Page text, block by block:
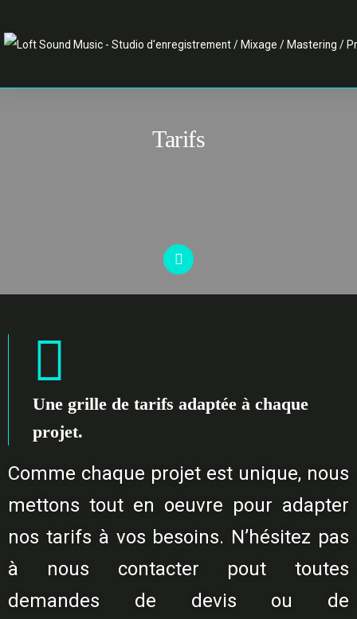
Tarifs
Une grille de tarifs adaptée à chaque
projet.
Comme chaque projet est unique, nous
mettons tout en oeuvre pour adapter
nos tarifs à vos besoins. N’hésitez pas
à nous contacter pout toutes
demandes de devis ou de